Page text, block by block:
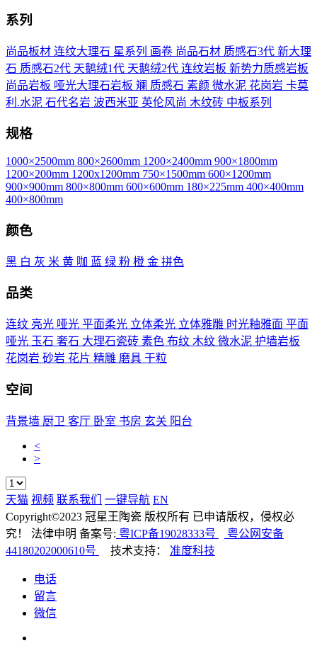
系列
尚品板材 连纹大理石 星系列 画卷 尚品石材 质感石3代 新大理
石 质感石2代 天鹅绒1代 天鹅绒2代 连纹岩板 新势力质感岩板
尚品岩板 哑光大理石岩板 斓 质感石 素颜 微水泥 花岗岩 卡莫
利.水泥 石代名岩 波西米亚 英伦风尚 木纹砖 中板系列
规格
1000×2500mm 800×2600mm 1200×2400mm 900×1800mm
1200×200mm 1200x1200mm 750×1500mm 600×1200mm
900×900mm 800×800mm 600×600mm 180×225mm 400×400mm
400×800mm
颜色
黑 白 灰 米 黄 咖 蓝 绿 粉 橙 金 拼色
品类
连纹 亮光 哑光 平面柔光 立体柔光 立体雅雕 时光釉雅面 平面
哑光 玉石 奢石 大理石瓷砖 素色 布纹 木纹 微水泥 护墙岩板
花岗岩 砂岩 花片 精雕 磨具 干粒
空间
背景墙 厨卫 客厅 卧室 书房 玄关 阳台
<
>
天猫 视频 联系我们 一键导航 EN
Copyright©2023 冠星王陶瓷 版权所有 已申请版权，侵权必
究！ 法律申明 备案号: 粤ICP备19028333号
粤公网安备
44180202000610号
技术支持： 准度科技
电话
留言
微信